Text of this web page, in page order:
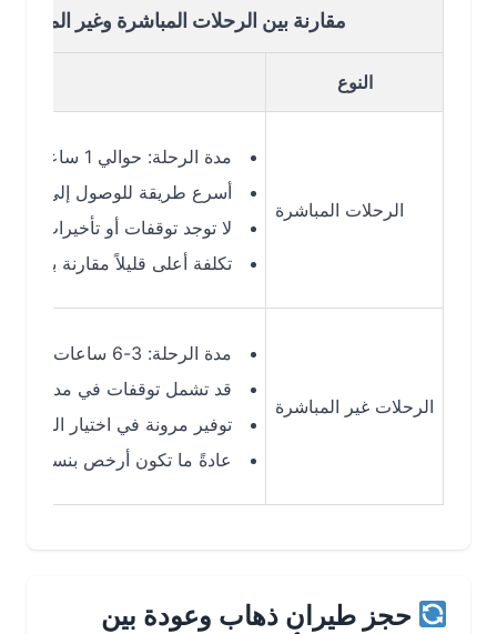
مقارنة بين الرحلات المباشرة وغير المباشرة
الرحلات المباشرة
مدة الرحلة: حوالي 1 ساعة 55 دقيقة
أسرع طريقة للوصول إلى نجران
لا توجد توقفات أو تأخيرات إضافية
تكلفة أعلى قليلاً مقارنة بالرحلات
الرحلات غير المباشرة
مدة الرحلة: 3-6 ساعات حسب التوقف
قد تشمل توقفات في مدن مثل
توفير مرونة في اختيار الوجهات
عادةً ما تكون أرخص بنسبة 20-30% من الرحلات المباشرة
حجز طيران ذهاب وعودة بين